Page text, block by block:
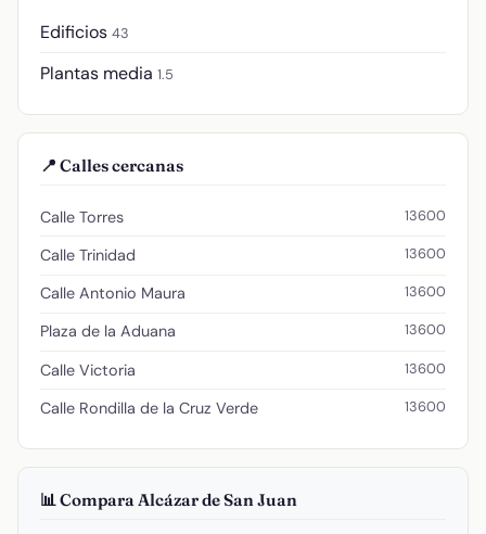
Edificios 43
Plantas media 1.5
📍 Calles cercanas
Calle Torres 13600
Calle Trinidad 13600
Calle Antonio Maura 13600
Plaza de la Aduana 13600
Calle Victoria 13600
Calle Rondilla de la Cruz Verde 13600
📊 Compara Alcázar de San Juan